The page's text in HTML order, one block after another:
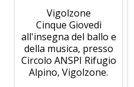
Vigolzone
Cinque Giovedì
all'insegna del ballo e
della musica, presso
Circolo ANSPI Rifugio
Alpino, Vigolzone.